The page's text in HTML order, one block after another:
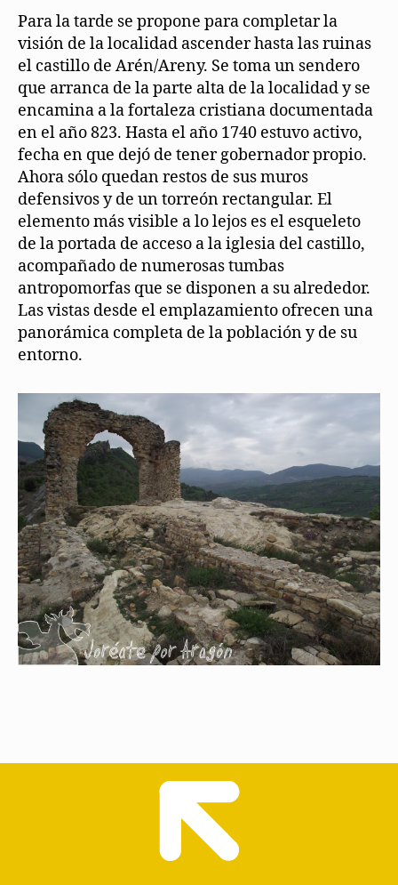
Para la tarde se propone para completar la
visión de la localidad ascender hasta las ruinas
el castillo de Arén/Areny. Se toma un sendero
que arranca de la parte alta de la localidad y se
encamina a la fortaleza cristiana documentada
en el año 823. Hasta el año 1740 estuvo activo,
fecha en que dejó de tener gobernador propio.
Ahora sólo quedan restos de sus muros
defensivos y de un torreón rectangular. El
elemento más visible a lo lejos es el esqueleto
de la portada de acceso a la iglesia del castillo,
acompañado de numerosas tumbas
antropomorfas que se disponen a su alrededor.
Las vistas desde el emplazamiento ofrecen una
panorámica completa de la población y de su
entorno.